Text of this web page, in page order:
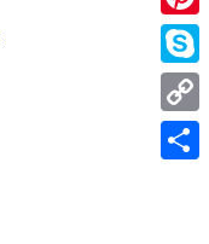
Skype
Copy